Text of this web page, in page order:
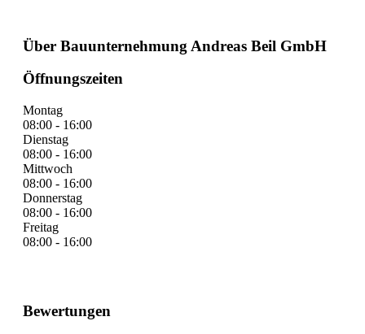
Über Bauunternehmung Andreas Beil GmbH
Öffnungszeiten
Montag
08:00 - 16:00
Dienstag
08:00 - 16:00
Mittwoch
08:00 - 16:00
Donnerstag
08:00 - 16:00
Freitag
08:00 - 16:00
Bewertungen